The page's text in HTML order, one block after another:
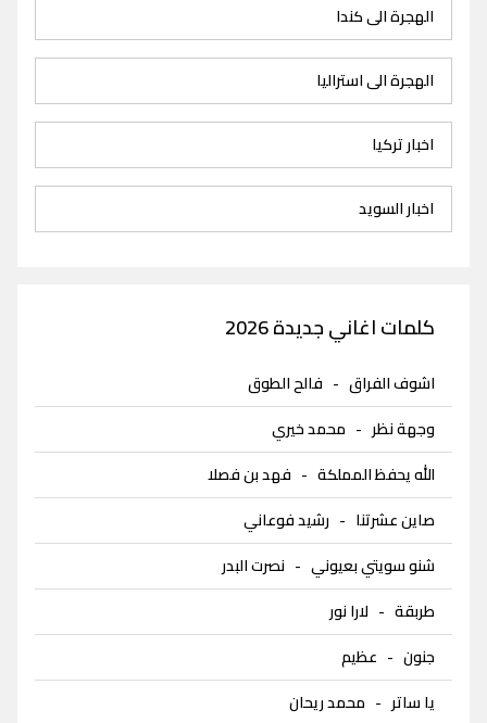
الهجرة الى كندا
الهجرة الى استراليا
اخبار تركيا
اخبار السويد
كلمات اغاني جديدة 2026
اشوف الفراق - فالح الطوق
وجهة نظر - محمد خيري
الله يحفظ المملكة - فهد بن فصلا
صاين عشرتنا - رشيد فوعاني
شنو سويتي بعيوني - نصرت البدر
طربقة - لارا نور
جنون - عظيم
يا ساتر - محمد ريحان